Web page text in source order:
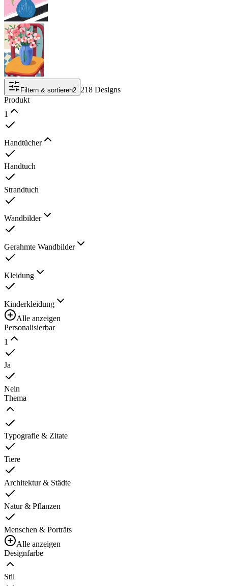
Filtern & sortieren2 218 Designs
Produkt
1
Handtücher
Handtuch
Strandtuch
Wandbilder
Gerahmte Wandbilder
Kleidung
Kinderkleidung
Alle anzeigen
Personalisierbar
1
Ja
Nein
Thema
Typografie & Zitate
Tiere
Architektur & Städte
Natur & Pflanzen
Menschen & Porträts
Alle anzeigen
Designfarbe
Stil